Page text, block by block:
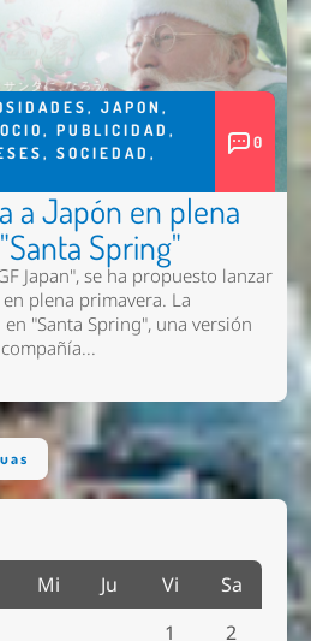
, JAPON ,
OCIO, PUBLICIDAD ,
, SOCIEDAD ,
0
a Japón en plena
Spring"
Japan", se ha propuesto lanzar
plena primavera. La
"Santa Spring", una versión
Mi Ju Vi
Sa
1
2